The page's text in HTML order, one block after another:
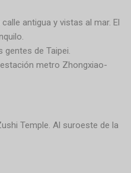
antigua y vistas al mar. El
de Taipei.
metro Zhongxiao-
Temple. Al suroeste de la